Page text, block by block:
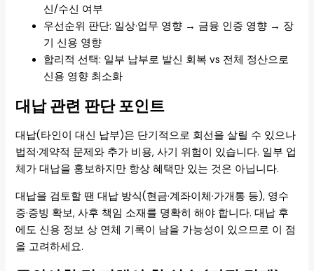
신/수신 여부
우선순위 판단: 일상·업무 영향 → 금융 인증 영향 → 장
기 신용 영향
합리적 선택: 일부 납부로 발신 회복 vs 전체 정산으로
신용 영향 최소화
대납 관련 판단 포인트
대납(타인이 대신 납부)은 단기적으로 회선을 살릴 수 있으나
법적·계약적 문제와 추가 비용, 사기 위험이 있습니다. 일부 업
체가 대납을 홍보하지만 항상 혜택만 있는 것은 아닙니다.
대납을 검토할 땐 대납 방식(현금·계좌이체·가개통 등), 영수
증·증빙 확보, 사후 책임 소재를 명확히 해야 합니다. 대납 후
에도 신용 정보 상 연체 기록이 남을 가능성이 있으므로 이 점
을 고려하세요.